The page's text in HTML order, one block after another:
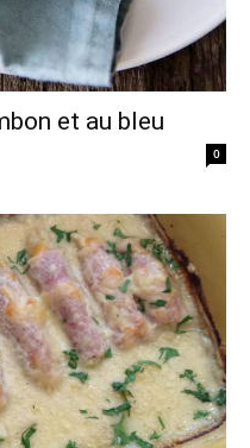
et au bleu
0